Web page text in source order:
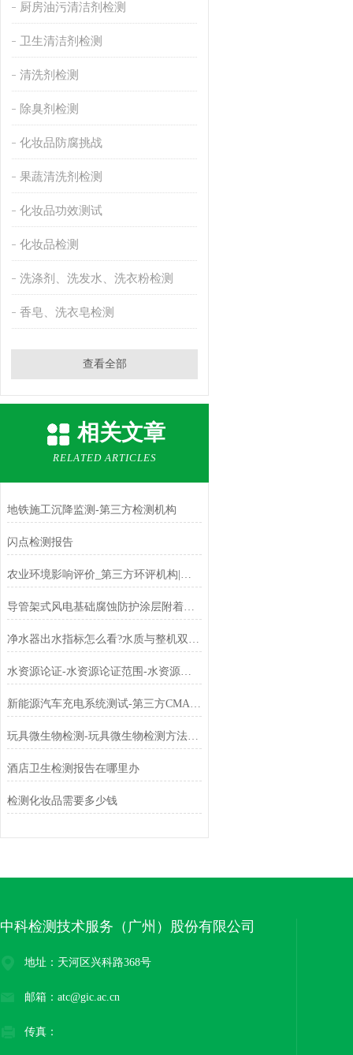
厨房油污清洁剂检测
卫生清洁剂检测
清洗剂检测
除臭剂检测
化妆品防腐挑战
果蔬清洗剂检测
化妆品功效测试
化妆品检测
洗涤剂、洗发水、洗衣粉检测
香皂、洗衣皂检测
查看全部
相关文章
RELATED ARTICLES
地铁施工沉降监测-第三方检测机构
闪点检测报告
农业环境影响评价_第三方环评机构|中科检测
导管架式风电基础腐蚀防护涂层附着力测试（CMA资质报告）
净水器出水指标怎么看?水质与整机双重检测科普
水资源论证-水资源论证范围-水资源论证报告-水资源论证机构-水资源论证目的
新能源汽车充电系统测试-第三方CMA检测机构
玩具微生物检测-玩具微生物检测方法-玩具微生物检测机构-中科检测
酒店卫生检测报告在哪里办
检测化妆品需要多少钱
中科检测技术服务（广州）股份有限公司
地址：天河区兴科路368号
邮箱：atc@gic.ac.cn
传真：